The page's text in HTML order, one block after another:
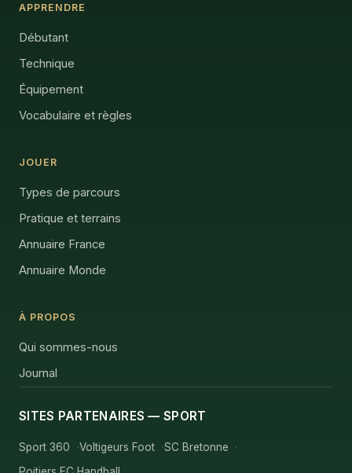
APPRENDRE
Débutant
Technique
Équipement
Vocabulaire et règles
JOUER
Types de parcours
Pratique et terrains
Annuaire France
Annuaire Monde
À PROPOS
Qui sommes-nous
Journal
SITES PARTENAIRES — SPORT
Sport 360 Voltigeurs Foot
SC Bretonne